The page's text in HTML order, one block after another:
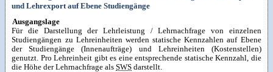
und Lehrexport auf Ebene Studiengänge
Ausgangslage
Für die Darstellung der Lehrleistung / Lehrnachfrage von einzelnen
Studiengängen zu Lehreinheiten werden statische Kennzahlen auf Ebene
der Studiengänge (Innenaufträge) und Lehreinheiten (Kostenstellen)
genutzt. Pro Lehreinheit gibt es eine entsprechende statische Kennzahl, die
die Höhe der Lehrnachfrage alsSWS darstellt.